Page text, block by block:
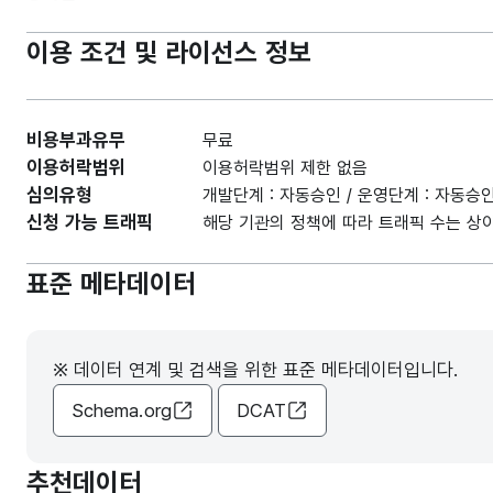
이용 조건 및 라이선스 정보
비용부과유무 무료
이용허락범위 이용허락범위 제한 없음
심의유형 개발단계 : 자동승인 / 운영단계 : 자동승인
신청 가능 트래픽 해당 기관의 정책에 따라 트래픽 수는 상
표준 메타데이터
※ 데이터 연계 및 검색을 위한 표준 메타데이터입니다.
Schema.org
DCAT
추천데이터